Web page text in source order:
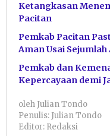
Ketangkasan
Pacitan
Pemkab Pacitan
Aman Usai
Pemkab dan
Kepercayaan demi
oleh Julian Tondo
Penulis: Julian Tondo
Editor: Redaksi